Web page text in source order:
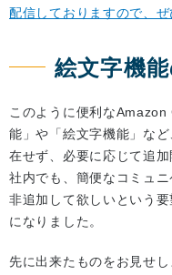
配信しておりますので、
絵文字機
このように便利な
能」や「絵文字機能」な
在せず、必要に応じて追
社内でも、簡便なコミュ
非追加して欲しいという
になりました。
先に出来たものをお見せ